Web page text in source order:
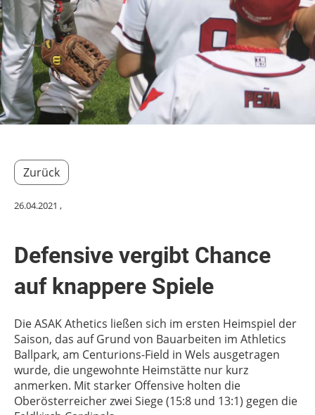
Zurück
26.04.2021 ,
Defensive vergibt Chance
auf knappere Spiele
Die ASAK Athetics ließen sich im ersten Heimspiel der
Saison, das auf Grund von Bauarbeiten im Athletics
Ballpark, am Centurions-Field in Wels ausgetragen
wurde, die ungewohnte Heimstätte nur kurz
anmerken. Mit starker Offensive holten die
Oberösterreicher zwei Siege (15:8 und 13:1) gegen die